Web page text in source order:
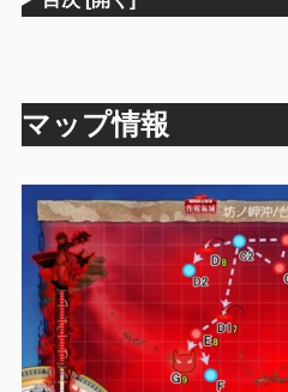
マップ情報